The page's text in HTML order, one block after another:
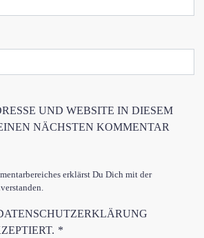
UND WEBSITE IN DIESEM
NÄCHSTEN KOMMENTAR
erklärst Du Dich mit der
*